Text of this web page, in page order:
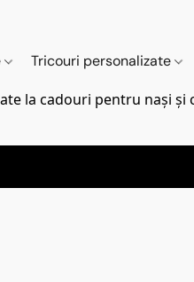
Tricouri personalizate
la cadouri pentru nași și